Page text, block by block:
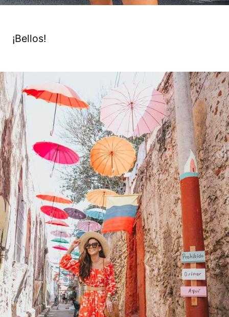
¡Bellos!